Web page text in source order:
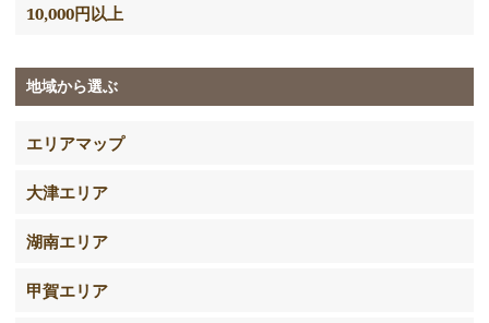
10,000円以上
地域から選ぶ
エリアマップ
大津エリア
湖南エリア
甲賀エリア